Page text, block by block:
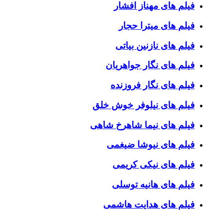
فیلم های مهناز افشار
فیلم های میترا حجار
فیلم های نازنین بیاتی
فیلم های نگار جواهریان
فیلم های نگار فروزنده
فیلم های نیلوفر خوش خلق
فیلم های نیما شاهرخ شاهی
فیلم های نیوشا ضیغمی
فیلم های نیکی کریمی
فیلم های هانیه توسلی
فیلم های هدایت هاشمی